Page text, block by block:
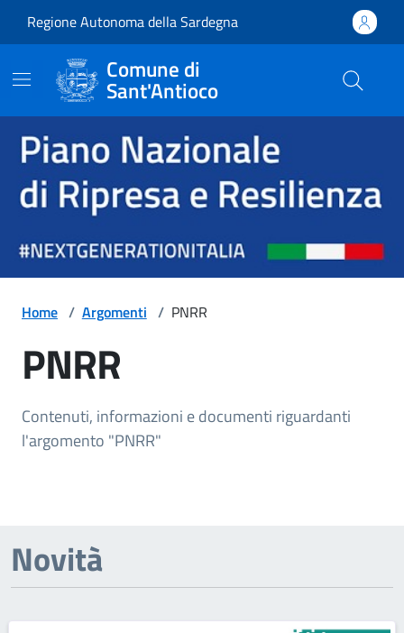
Vai ai contenuti
Vai al footer
Regione Autonoma della Sardegna
Comune di
Sant'Antioco
Comune di Sant'Antioco
Home / Argomenti / PNRR
PNRR
Contenuti, informazioni e documenti riguardanti
l'argomento "PNRR"
Novità